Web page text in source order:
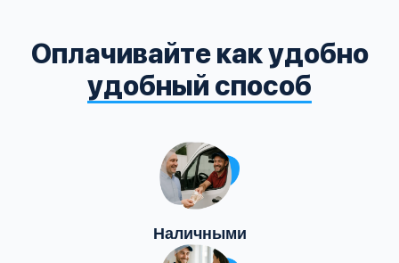
Оплачивайте как удобно
удобный способ
Наличными